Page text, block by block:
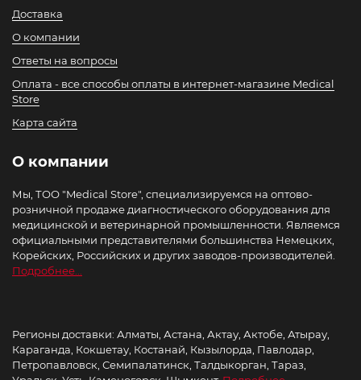
Доставка
О компании
Ответы на вопросы
Оплата - все способы оплаты в интернет-магазине Medical
Store
Карта сайта
О компании
Мы, ТОО "Medical Store", специализируемся на оптово-
розничной продаже диагностического оборудования для
медицинской и ветеринарной промышленности. Являемся
официальными представителями большинства Немецких,
Корейских, Российских и других заводов-производителей.
Подробнее...
Регионы доставки: Алматы, Астана, Актау, Актобе, Атырау,
Караганда, Кокшетау, Костанай, Кызылорда, Павлодар,
Петропавловск, Семипалатинск, Талдыкорган, Тараз,